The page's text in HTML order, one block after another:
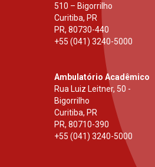
510 – Bigorrilho
Curitiba, PR
PR, 80730-440
+55 (041) 3240-5000
Ambulatório Acadêmico
Rua Luiz Leitner, 50 -
Bigorrilho
Curitiba, PR
PR, 80710-390
+55 (041) 3240-5000